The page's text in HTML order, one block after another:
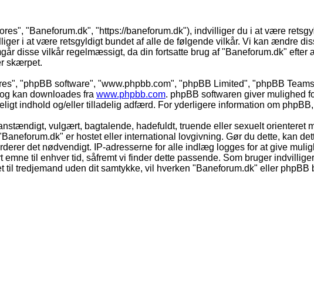
"Baneforum.dk", "https://baneforum.dk"), indvilliger du i at være
i at være retsgyldigt bundet af alle de følgende vilkår. Vi kan ændre
disse vilkår regelmæssigt, da din fortsatte brug af "Baneforum.dk"
skærpet.
"phpBB software", "www.phpbb.com", "phpBB Limited", "phpBB
kan downloades fra www.phpbb.com. phpBB softwaren giver mulighed
indhold og/eller tilladelig adfærd. For yderligere information om
vulgært, bagtalende, hadefuldt, truende eller sexuelt orienteret
er hostet eller international lovgivning. Gør du dette, kan
det nødvendigt. IP-adresserne for alle indlæg logges for at give
til enhver tid, såfremt vi finder dette passende. Som bruger
tredjemand uden dit samtykke, vil hverken "Baneforum.dk" eller